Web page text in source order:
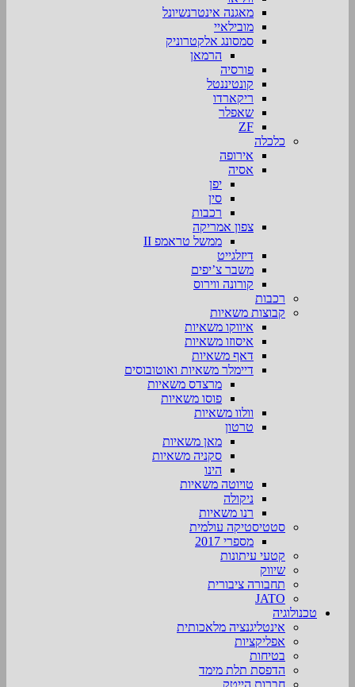
מאגנה אינטרנשיונל
מובילאיי
סמסונג אלקטרוניק
הרמאן
פורסיה
קונטיננטל
ריקארדו
שאפלר
ZF
כלכלה
אירופה
אסיה
יפן
סין
רכבות
צפון אמריקה
ממשל טראמפ II
דיזלגייט
משבר צ’יפים
קורונה ווירוס
רכבות
קבוצות משאיות
איווקו משאיות
איסוזו משאיות
דאף משאיות
דיימלר משאיות ואוטובוסים
מרצדס משאיות
פוסו משאיות
וולוו משאיות
טרטון
מאן משאיות
סקניה משאיות
הינו
טויוטה משאיות
ניקולה
רנו משאיות
סטטיסטיקה עולמית
מספרי 2017
קטעי עיתונות
שיווק
תחבורה ציבורית
JATO
טכנולוגיה
אינטליגנציה מלאכותית
אפליקציות
בטיחות
הדפסת תלת מימד
חברות הייטק